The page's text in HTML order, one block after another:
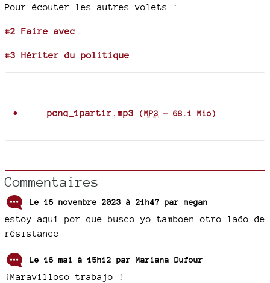
Pour écouter les autres volets :
#2 Faire avec
#3 Hériter du politique
pcnq_1partir.mp3 (MP3 - 68.1 Mio)
Commentaires
Le 16 novembre 2023 à 21h47 par megan
estoy aqui por que busco yo tamboen otro lado de
résistance
Le 16 mai à 15h12 par Mariana Dufour
¡Maravilloso trabajo !